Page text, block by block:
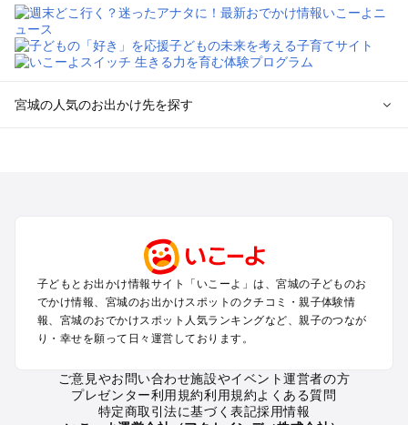
宮城の人気のお出かけ先を探す
蔵王・白石のプールお出かけ
石巻・気仙沼のプールお出かけ
栗原・登米のプールお出かけ
宮城の定番お出かけスポット
宮城の動物園
宮城のバーベキュー
子どもとお出かけ情報サイト「いこーよ」は、宮城の子どものお
でかけ情報、宮城のお出かけスポットのクチコミ・親子体験情
報、宮城のおでかけスポット人気ランキングなど、親子のつなが
り・幸せを願って日々運営しております。
ご意見やお問い合わせ施設やイベント運営者の方
プレゼンター利用規約利用規約よくある質問
特定商取引法に基づく表記採用情報